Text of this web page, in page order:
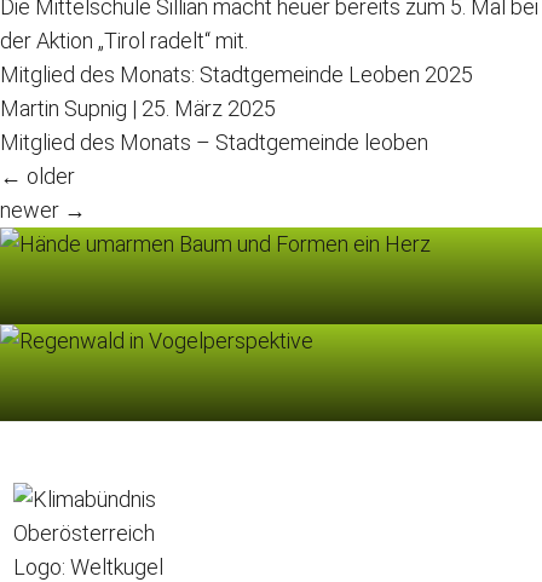
Die Mittelschule Sillian macht heuer bereits zum 5. Mal bei
der Aktion „Tirol radelt“ mit.
Mitglied des Monats: Stadtgemeinde Leoben 2025
Martin Supnig | 25. März 2025
Mitglied des Monats – Stadtgemeinde leoben
Beitragsnavigation
← older
newer →